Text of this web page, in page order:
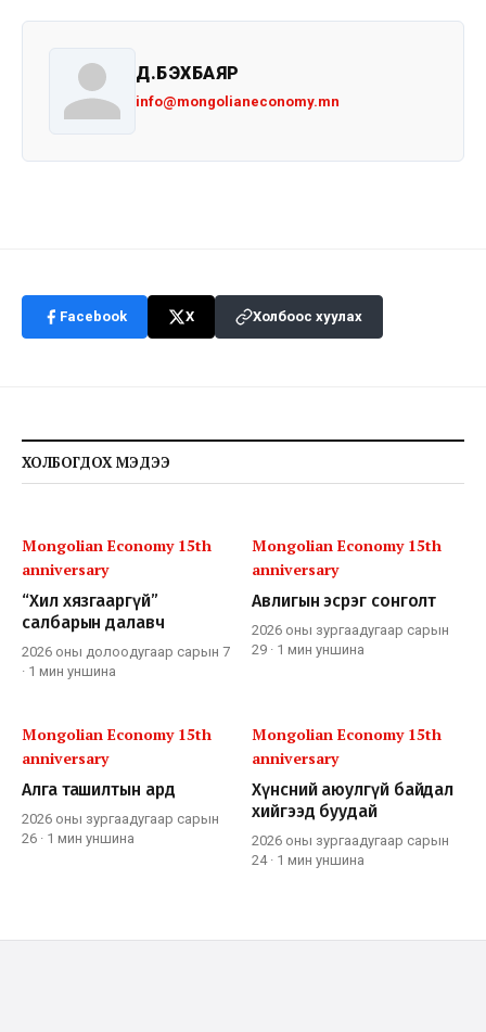
Д.БЭХБАЯР
info@mongolianeconomy.mn
Facebook X Холбоос хуулах
ХОЛБОГДОХ МЭДЭЭ
Mongolian Economy 15th
anniversary
“Хил хязгааргүй”
салбарын далавч
2026 оны долоодугаар сарын 7
· 1 мин уншина
Mongolian Economy 15th
anniversary
Авлигын эсрэг сонголт
2026 оны зургаадугаар сарын
29 · 1 мин уншина
Mongolian Economy 15th
anniversary
Алга ташилтын ард
2026 оны зургаадугаар сарын
26 · 1 мин уншина
Mongolian Economy 15th
anniversary
Хүнсний аюулгүй байдал
хийгээд буудай
2026 оны зургаадугаар сарын
24· 1 мин уншина